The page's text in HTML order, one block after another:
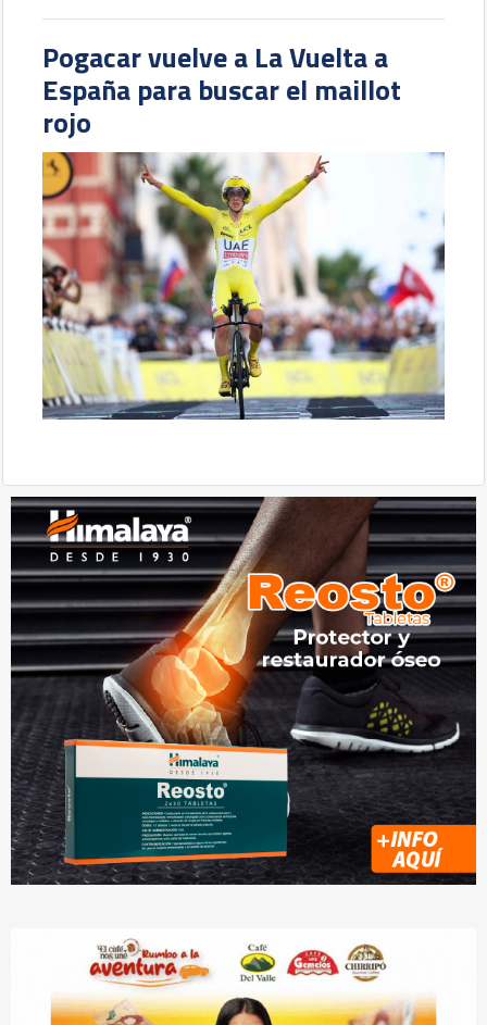
Pogacar vuelve a La Vuelta a
España para buscar el maillot
rojo